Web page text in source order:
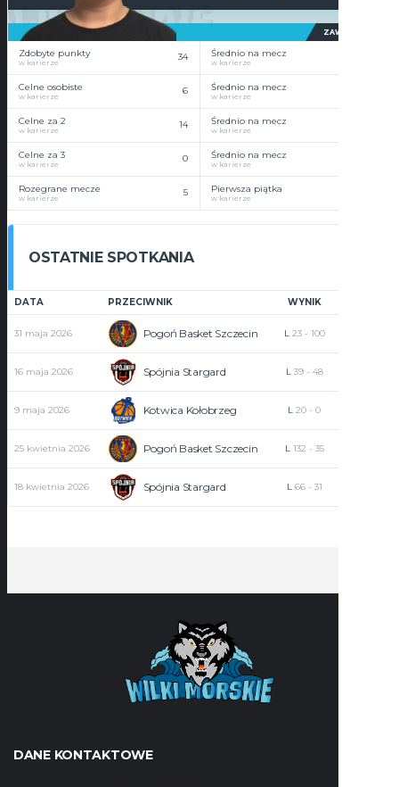
ZAWODNIK
Zdobyte punkty
w karierze 34 Średnio na mecz
w karierze
Celne osobiste
w karierze 6 Średnio na mecz
w karierze
Celne za 2
w karierze 14 Średnio na mecz
w karierze
Celne za 3
w karierze 0 Średnio na mecz
w karierze
Rozegrane mecze
w karierze 5 Pierwsza piątka
w karierze
OSTATNIE SPOTKANIA
DATA PRZECIWNIK WYNIK
31 maja 2026 Pogoń Basket Szczecin L 23- 100
16 maja 2026 Spójnia Stargard L 39- 48
9 maja 2026 Kotwica Kołobrzeg L 20 - 0
25 kwietnia 2026 Pogoń Basket Szczecin L 132 - 35
18 kwietnia 2026 Spójnia Stargard L 66- 31
DANE KONTAKTOWE